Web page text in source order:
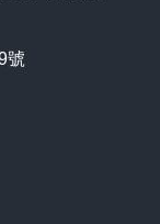
號